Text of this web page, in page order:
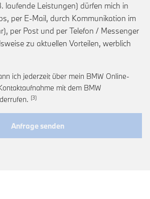
laufende Leistungen) dürfen mich in
per E-Mail, durch Kommunikation im
per Post und per Telefon / Messenger
zu aktuellen Vorteilen, werblich
zur Fußnote: Einwilligung zur
ich jederzeit über mein BMW Online-
mit dem BMW
Link zur Fußnote: Widerruf der
Anfrage senden